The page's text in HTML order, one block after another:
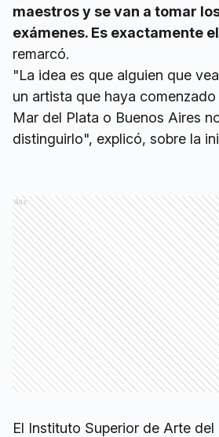
maestros y se van a tomar
exámenes. Es exactamente
remarcó.
"La idea es que alguien que
un artista que haya
Mar del Plata o Buenos Aires
distinguirlo", explicó, sobre la
Ads
El Instituto Superior de Arte del